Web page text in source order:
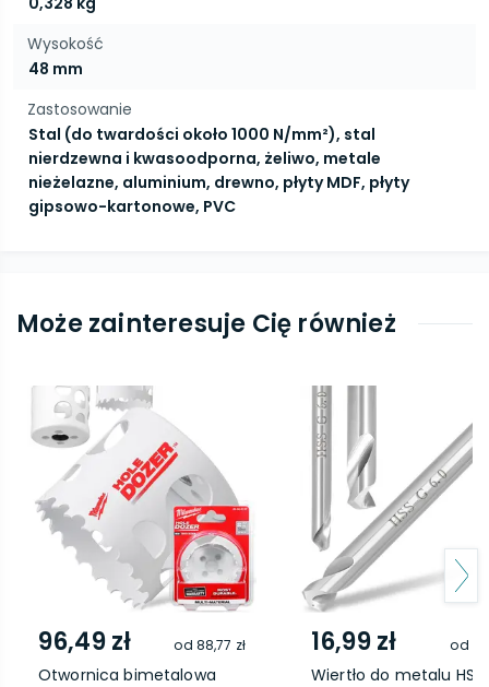
Wysokość
48 mm
Zastosowanie
Stal (do twardości około 1000 N/mm²), stal
nierdzewna i kwasoodporna, żeliwo, metale
nieżelazne, aluminium, drewno, płyty MDF, płyty
gipsowo-kartonowe, PVC
Może zainteresuje Cię również
96,49 zł od 88,77 zł
Otwornica bimetalowa
16,99 zł od
Wiertło do metalu